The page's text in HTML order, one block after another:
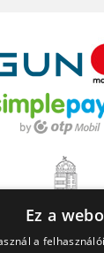
Ez a
a